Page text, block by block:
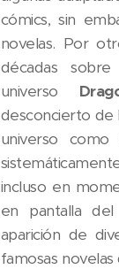
cómics, sin
novelas. Por
décadas
universo
desconcierto de
universo
incluso en
en pantalla
aparición de
famosas